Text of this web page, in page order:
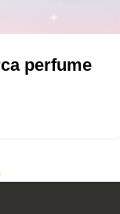
perfume